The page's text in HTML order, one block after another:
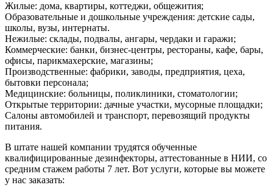
Жилые: дома, квартиры, коттеджи, общежития;
Образовательные и дошкольные учреждения: детские сады,
школы, вузы, интернаты.
Нежилые: склады, подвалы, ангары, чердаки и гаражи;
Коммерческие: банки, бизнес-центры, рестораны, кафе, бары,
офисы, парикмахерские, магазины;
Производственные: фабрики, заводы, предприятия, цеха,
бытовки персонала;
Медицинские: больницы, поликлиники, стоматологии;
Открытые территории: дачные участки, мусорные площадки;
Салоны автомобилей и транспорт, перевозящий продукты
питания.
В штате нашей компании трудятся обученные
квалифицированные дезинфекторы, аттестованные в НИИ, со
средним стажем работы 7 лет. Вот услуги, которые вы можете
у нас заказать: